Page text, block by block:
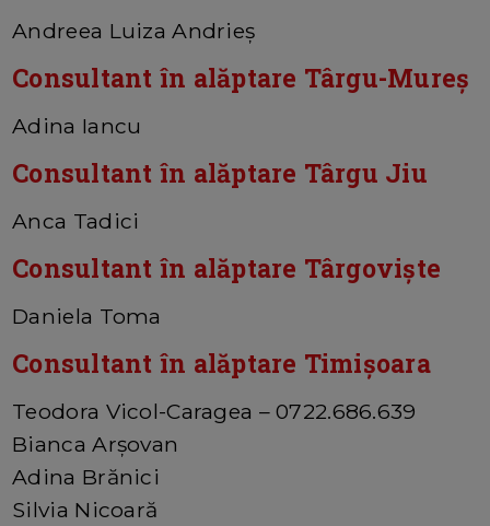
Andreea Luiza Andrieș
Consultant în alăptare Târgu-Mureș
Adina Iancu
Consultant în alăptare Târgu Jiu
Anca Tadici
Consultant în alăptare Târgoviște
Daniela Toma
Consultant în alăptare Timișoara
Teodora Vicol-Caragea – 0722.686.639
Bianca Arșovan
Adina Brănici
Silvia Nicoară